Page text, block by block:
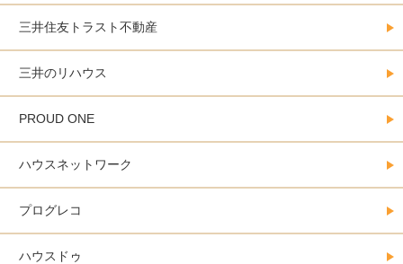
三井住友トラスト不動産
三井のリハウス
PROUD ONE
ハウスネットワーク
プログレコ
ハウスドゥ